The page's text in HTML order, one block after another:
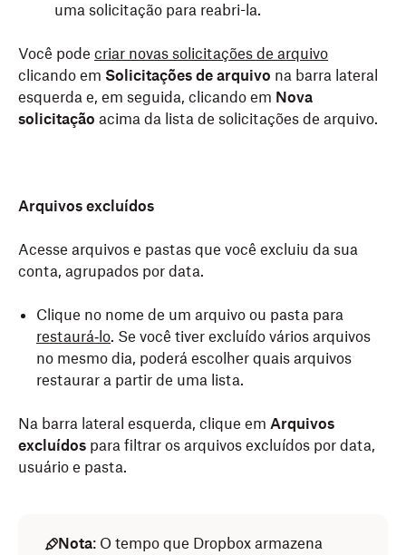
uma solicitação para reabri-la.
Você pode criar novas solicitações de arquivo
clicando em Solicitações de arquivo na barra lateral
esquerda e, em seguida, clicando em Nova
solicitação acima da lista de solicitações de arquivo.
Arquivos excluídos
Acesse arquivos e pastas que você excluiu da sua
conta, agrupados por data.
Clique no nome de um arquivo ou pasta para
restaurá‑lo. Se você tiver excluído vários arquivos
no mesmo dia, poderá escolher quais arquivos
restaurar a partir de uma lista.
Na barra lateral esquerda, clique em Arquivos
excluídos para filtrar os arquivos excluídos por data,
usuário e pasta.
Nota: O tempo que Dropbox armazena